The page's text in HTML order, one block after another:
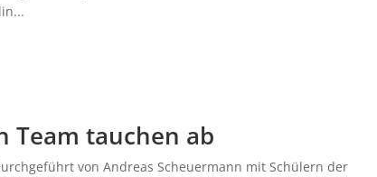
Team tauchen ab
von Andreas Scheuermann mit Schülern der